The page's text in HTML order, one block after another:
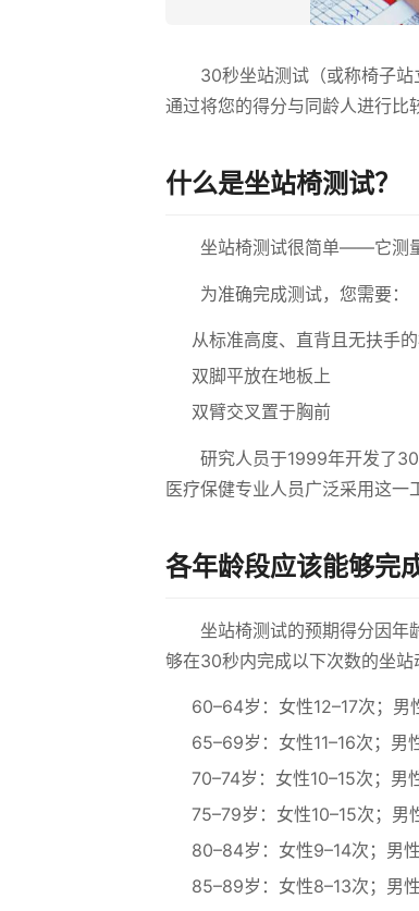
30秒坐站测试（或称椅子站
通过将您的得分与同龄人进行比
什么是坐站椅测试？
坐站椅测试很简单——它测
为准确完成测试，您需要：
从标准高度、直背且无扶手
双脚平放在地板上
双臂交叉置于胸前
研究人员于1999年开发了
医疗保健专业人员广泛采用这一
各年龄段应该能够完
坐站椅测试的预期得分因年
够在30秒内完成以下次数的坐站
60–64岁：女性12–17次；男
65–69岁：女性11–16次；男
70–74岁：女性10–15次；男
75–79岁：女性10–15次；男
80–84岁：女性9–14次；男
85–89岁：女性8–13次；男